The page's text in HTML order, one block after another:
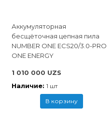
Аккумуляторная
бесщёточная цепная пила
NUMBER ONE ECS20/3.0-PRO
ONE ENERGY
1 010 000 UZS
Наличие: 1 шт
В корзину